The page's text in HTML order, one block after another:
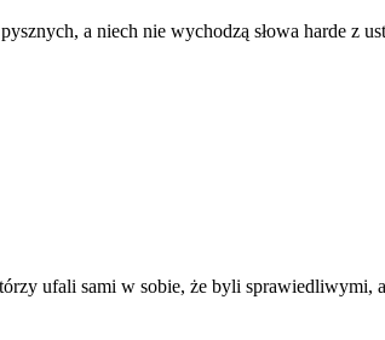
a niech nie wychodzą słowa harde z
ufali sami w sobie, że byli sprawiedliwymi,